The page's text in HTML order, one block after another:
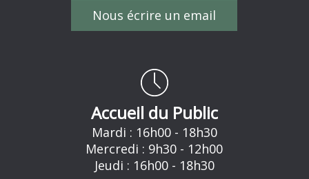
Nous écrire un email
Accueil du Public
Mardi : 16h00 - 18h30
Mercredi : 9h30 - 12h00
Jeudi : 16h00 - 18h30